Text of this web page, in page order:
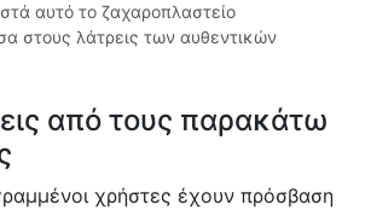
αυτό το ζαχαροπλαστείο
στους λάτρεις των αυθεντικών
από τους παρακάτω
χρήστες έχουν πρόσβαση